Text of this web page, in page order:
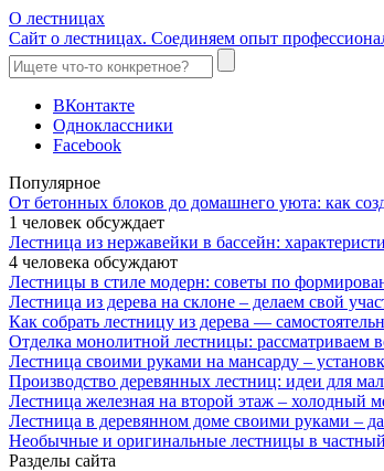
О лестницах
Сайт о лестницах. Соединяем опыт
ВКонтакте
Одноклассники
Facebook
Популярное
От бетонных блоков до домашнего уюта: как
1 человек обсуждает
Лестница из нержавейки в бассейн:
4 человека обсуждают
Лестницы в стиле модерн: советы по
Лестница из дерева на склоне – делаем свой
Как собрать лестницу из дерева —
Отделка монолитной лестницы: рассматриваем
Лестница своими руками на мансарду –
Производство деревянных лестниц: идеи для
Лестница железная на второй этаж – холодный
Лестница в деревянном доме своими руками –
Необычные и оригинальные лестницы в
Разделы сайта